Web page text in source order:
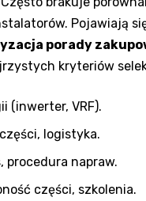
Pojawiają
porady
kryteriów
(inwerter, VRF).
logistyka.
procedura napraw.
części, szkolenia.